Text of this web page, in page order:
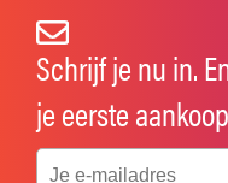
Schrijf je nu in.
je eerste